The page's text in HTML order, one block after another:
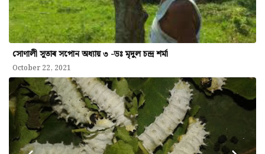
সোণালী সূতাৰ সপোন অধ্যায় ৩ -ডঃ মৃদুল চন্দ্ৰ শৰ্মা
October 22, 2021